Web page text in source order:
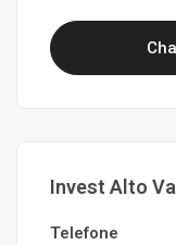
Invest Alto
Telefone